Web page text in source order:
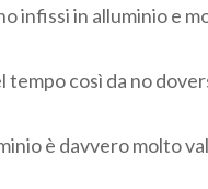
infissi in alluminio
tempo così da no
è davvero molto